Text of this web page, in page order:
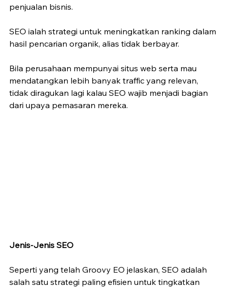
penjualan bisnis.
SEO ialah strategi untuk meningkatkan ranking dalam
hasil pencarian organik, alias tidak berbayar.
Bila perusahaan mempunyai situs web serta mau
mendatangkan lebih banyak traffic yang relevan,
tidak diragukan lagi kalau SEO wajib menjadi bagian
dari upaya pemasaran mereka.
Jenis-Jenis SEO
Seperti yang telah Groovy EO jelaskan, SEO adalah
salah satu strategi paling efisien untuk tingkatkan